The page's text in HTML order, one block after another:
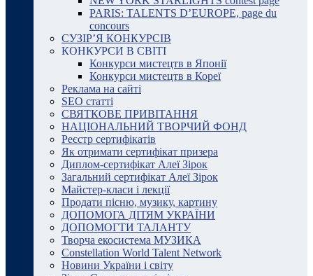
PARIS: TALENTS D’EUROPE, page du
concours
СУЗІР’Я КОНКУРСІВ
КОНКУРСИ В СВІТІ
Конкурси мистецтв в Японії
Конкурси мистецтв в Кореї
Реклама на сайті
SEO статті
СВЯТКОВЕ ПРИВІТАННЯ
НАЦІОНАЛЬНИЙ ТВОРЧИЙ ФОНД
Реєстр сертифікатів
Як отримати сертифікат призера
Диплом-сертифікат Алеї Зірок
Загальний сертифікат Алеї Зірок
Майстер-класи і лекції
Продати пісню, музику, картину
ДОПОМОГА ДІТЯМ УКРАЇНИ
ДОПОМОГТИ ТАЛАНТУ
Творча екосистема МУЗИКА
Constellation World Talent Network
Новини України і світу